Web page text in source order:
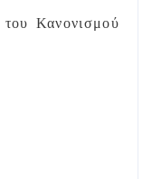
Κανονισμού